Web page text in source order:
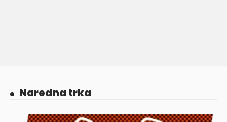
Naredna trka